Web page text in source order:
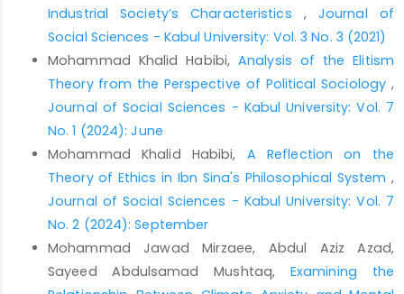
علاقه بند، ع. (۱۳۸۱). جامعه شناسی آموزش وپرورش. چاپ سی و یکم
، تهران: نشر روان.
شارح پور، م. (۱۳۹۴). جامعه شناسی آموزش و پرورش. چاپ سیزدهم،
تهران: سمت.
شفیعی، ص و دوستی، ا. (۱۳۹۹). بررسی دلایل افت تحصیلی دانش
كاوی ، م. (۱۳۷۹). درآمدی بر جامعه شناسی آموزش و پرورش . ترجمه
کول، و. (۱۳۸۹). برنامه آموزش و پرورش در دروه پیش از دبستان.
Industrial Society’s Characteristics , Journal of
Social Sciences - Kabul University: Vol. 3 No. 3 (2021)
Mohammad Khalid Habibi,Analysis of the Elitism
Theory from the Perspective of Political Sociology ,
Journal of Social Sciences - Kabul University: Vol. 7
No. 1 (2024): June
Mohammad Khalid Habibi, A Reflection on the
Theory of Ethics in Ibn Sina's Philosophical System ,
Journal of Social Sciences - Kabul University: Vol. 7
No. 2 (2024): September
Mohammad Jawad Mirzaee, Abdul Aziz Azad,
Sayeed Abdulsamad Mushtaq, Examining the